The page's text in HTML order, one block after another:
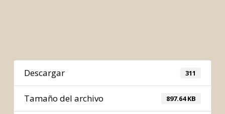
Descargar 311
Tamaño del archivo 897.64 KB